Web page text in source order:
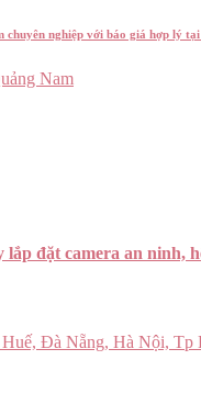
chuyên nghiệp với báo giá hợp lý
Nam
lắp đặt camera an ninh,
Đà Nẵng, Hà Nội, Tp